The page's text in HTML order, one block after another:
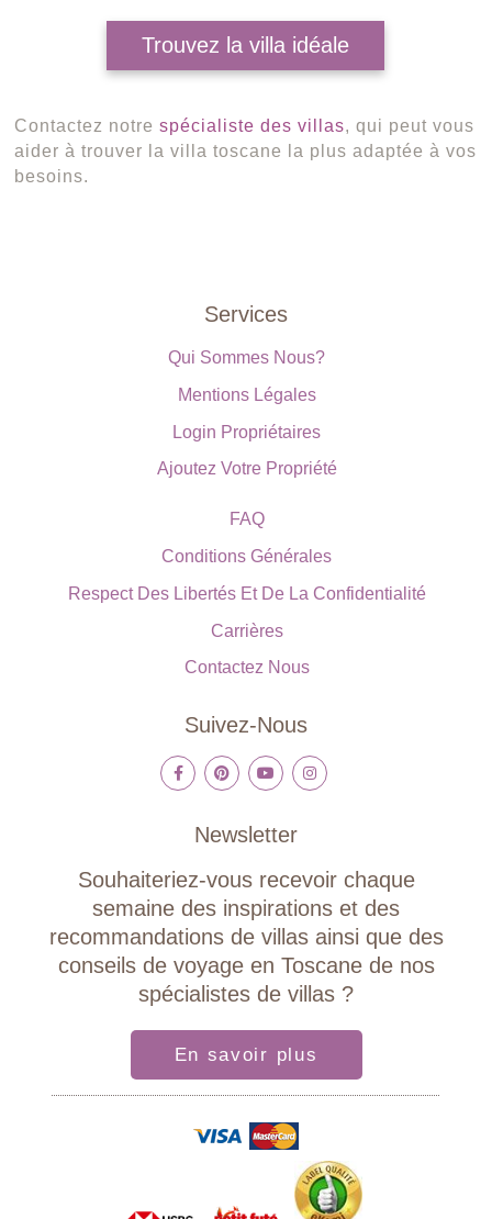
Trouvez la villa idéale
Contactez notrespécialiste des villas, qui peut vous
aider à trouver la villa toscane la plus adaptée à vos
besoins.
Services
Qui Sommes Nous?
Mentions Légales
Login Propriétaires
Ajoutez Votre Propriété
FAQ
Conditions Générales
Respect Des Libertés Et De La Confidentialité
Carrières
Contactez Nous
Suivez-Nous
Newsletter
Souhaiteriez-vous recevoir chaque
semaine des inspirations et des
recommandations de villas ainsi que des
conseils de voyage en Toscane de nos
spécialistes de villas ?
En savoir plus